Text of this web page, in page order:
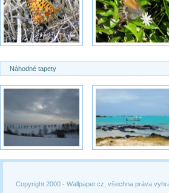
Náhodné tapety
Copyright 2000 - Wallpaper.cz, všechna práva